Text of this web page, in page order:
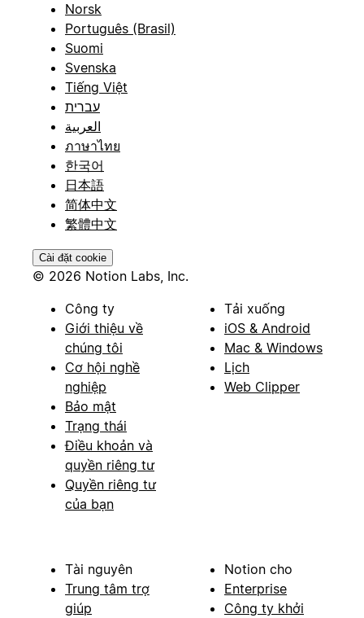
Norsk
Português (Brasil)
Suomi
Svenska
Tiếng Việt
עברית
العربية
ภาษาไทย
한국어
日本語
简体中文
繁體中文
Cài đặt cookie
© 2026 Notion Labs, Inc.
Công ty
Giới thiệu về
chúng tôi
Cơ hội nghề
nghiệp
Bảo mật
Trạng thái
Điều khoản và
quyền riêng tư
Quyền riêng tư
của bạn
Tải xuống
iOS & Android
Mac & Windows
Lịch
Web Clipper
Tài nguyên
Trung tâm trợ
giúp
Notion cho
Enterprise
Công ty khởi